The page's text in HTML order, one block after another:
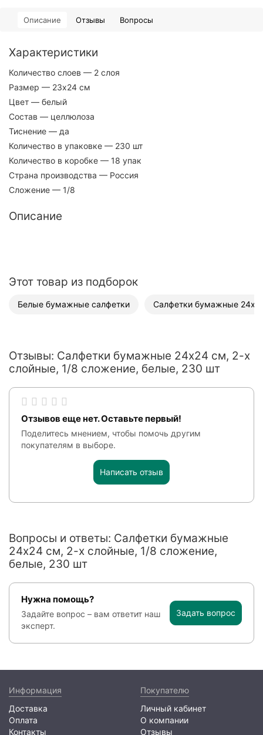
Описание Отзывы Вопросы
Характеристики
Количество слоев — 2 слоя
Размер — 23х24 см
Цвет — белый
Состав — целлюлоза
Тиснение — да
Количество в упаковке — 230 шт
Количество в коробке — 18 упак
Страна производства — Россия
Сложение — 1/8
Описание
Этот товар из подборок
Белые бумажные салфетки Салфетки бумажные
Отзывы: Салфетки бумажные 24x24 см, 2-х
слойные, 1/8 сложение, белые, 230 шт
Отзывов еще нет. Оставьте первый!
Поделитесь мнением, чтобы помочь другим
покупателям в выборе.
Написать отзыв
Вопросы и ответы: Салфетки бумажные
24x24 см, 2-х слойные, 1/8 сложение,
белые, 230 шт
Нужна помощь?
Задайте вопрос – вам ответит наш
эксперт.
Задать вопрос
Информация
Доставка
Оплата
Контакты
Покупателю
Личный кабинет
О компании
Отзывы